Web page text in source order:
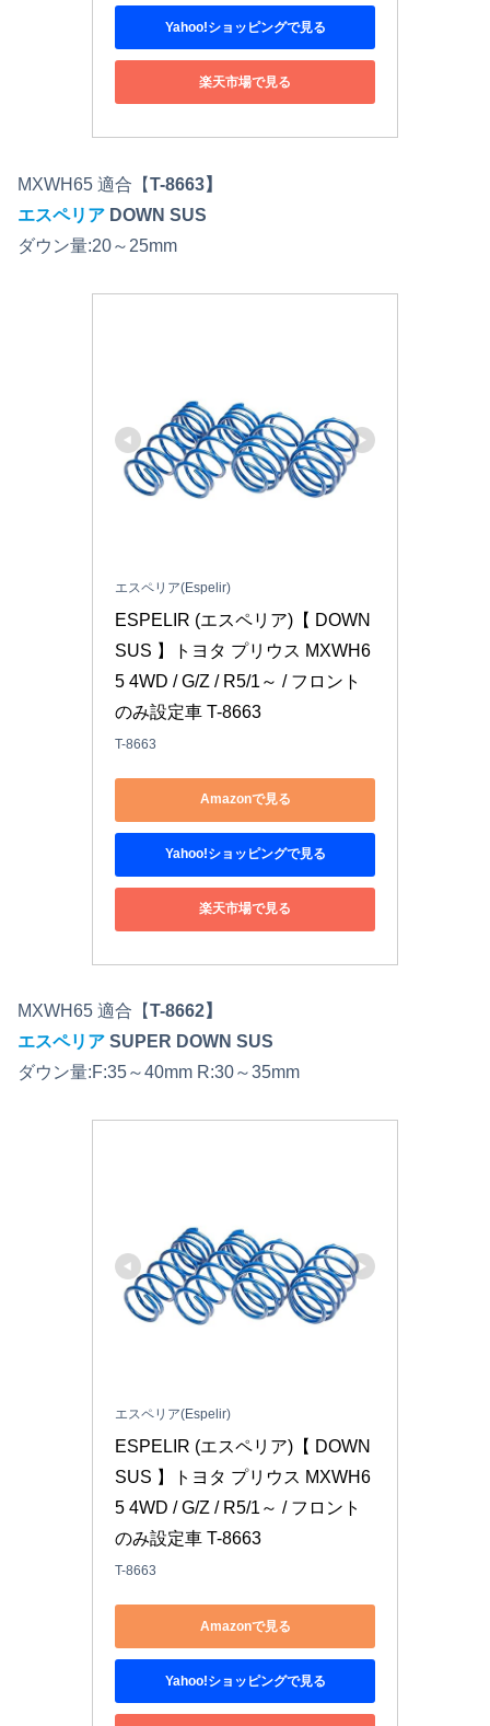
Yahoo!ショッピングで見る
楽天市場で見る
MXWH65 適合【T-8663】
エスペリア DOWN SUS
ダウン量:20～25mm
エスペリア(Espelir)
ESPELIR (エスペリア)【 DOWN
SUS 】トヨタ プリウス MXWH6
5 4WD / G/Z / R5/1～ / フロント
のみ設定車 T-8663
T-8663
Amazonで見る
Yahoo!ショッピングで見る
楽天市場で見る
MXWH65 適合【T-8662】
エスペリア SUPER DOWN SUS
ダウン量:F:35～40mm R:30～35mm
エスペリア(Espelir)
ESPELIR (エスペリア)【 DOWN
SUS 】トヨタ プリウス MXWH6
5 4WD / G/Z / R5/1～ / フロント
のみ設定車 T-8663
T-8663
Amazonで見る
Yahoo!ショッピングで見る